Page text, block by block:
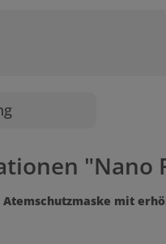
"Nano
Atemschutzmaske mit